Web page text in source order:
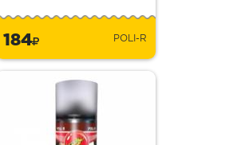
184 POLI-R